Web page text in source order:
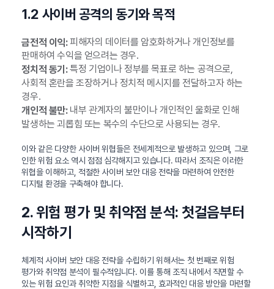
1.2 사이버 공격의 동기와 목적
금전적 이익:피해자의 데이터를 암호화하거나 개인정보를
판매하여 수익을 얻으려는 경우.
정치적 동기:특정 기업이나 정부를 목표로 하는 공격으로,
사회적 혼란을 조장하거나 정치적 메시지를 전달하고자 하는
경우.
개인적 불만:내부 관계자의 불만이나 개인적인 울화로 인해
발생하는 괴롭힘 또는 복수의 수단으로 사용되는 경우.
이와 같은 다양한 사이버 위협들은 전세계적으로 발생하고 있으며, 그로
인한 위험 요소 역시 점점 심각해지고 있습니다. 따라서 조직은 이러한
위협을 이해하고, 적절한 사이버 보안 대응 전략을 마련하여 안전한
디지털 환경을 구축해야 합니다.
2. 위험 평가 및 취약점 분석: 첫걸음부터
시작하기
체계적 사이버 보안 대응 전략을 수립하기 위해서는 첫 번째로 위험
평가와 취약점 분석이 필수적입니다. 이를 통해 조직 내에서 직면할 수
있는 위험 요인과 취약한 지점을 식별하고, 효과적인 대응 방안을 마련할